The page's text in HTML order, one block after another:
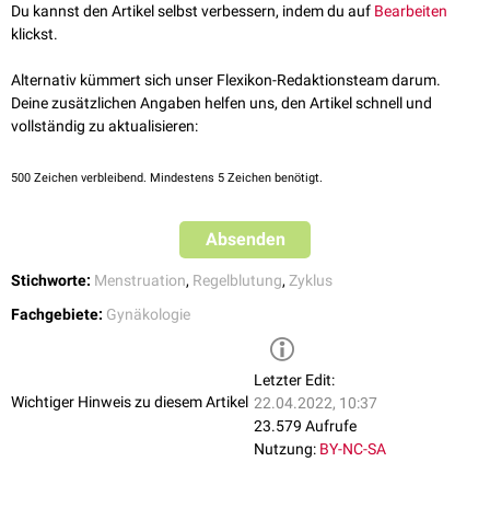
Als Ursache kommt eine zu geringere
Du kannst den Artikel selbst verbessern, indem du auf Bearbeiten
klickst.
Alternativ kümmert sich unser Flexikon-Redaktionsteam darum.
Deine zusätzlichen Angaben helfen uns, den Artikel schnell und
vollständig zu aktualisieren:
500 Zeichen verbleibend. Mindestens 5 Zeichen benötigt.
Absenden
Stichworte: Menstruation, Regelblutung, Zyklus
Fachgebiete: Gynäkologie
Wichtiger Hinweis zu diesem Artikel
Letzter Edit:
22.04.2022, 10:37
23.579 Aufrufe
Nutzung: BY-NC-SA